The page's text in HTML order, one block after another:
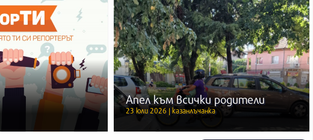
Апел към всички родители
23 юли 2026 | казанлъчанка